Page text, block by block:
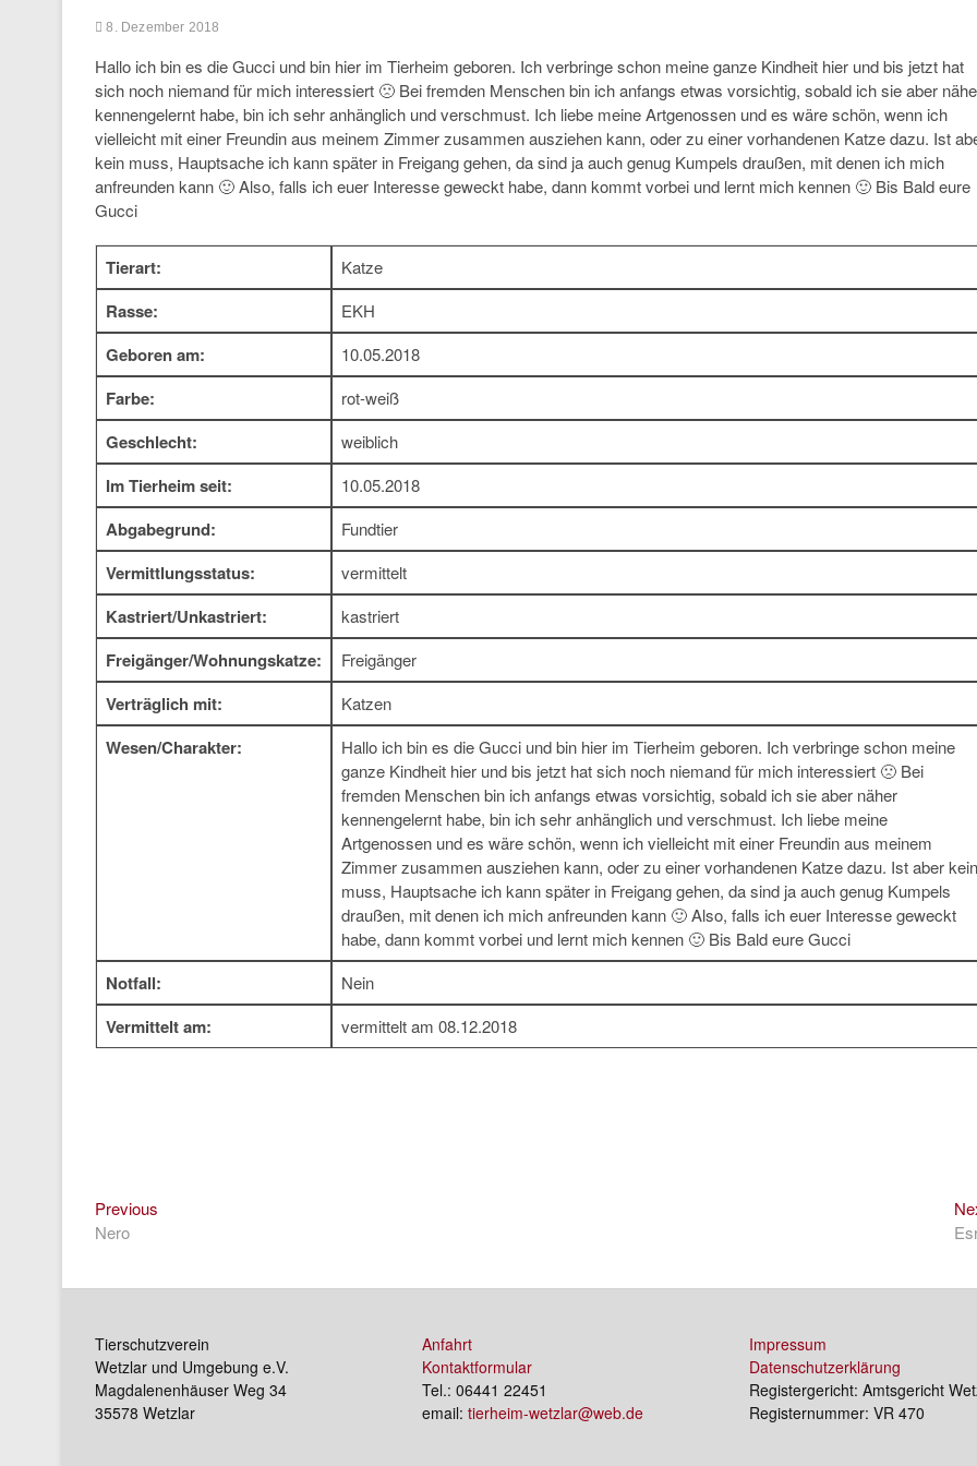
8. Dezember 2018
Hallo ich bin es die Gucci und bin hier im Tierheim geboren. Ich verbringe schon meine ganze Kindheit hier und bis jetzt hat
sich noch niemand für mich interessiert 🙁 Bei fremden Menschen bin ich anfangs etwas vorsichtig, sobald ich sie aber
kennengelernt habe, bin ich sehr anhänglich und verschmust. Ich liebe meine Artgenossen und es wäre schön, wenn ich
vielleicht mit einer Freundin aus meinem Zimmer zusammen ausziehen kann, oder zu einer vorhandenen Katze dazu. Ist
kein muss, Hauptsache ich kann später in Freigang gehen, da sind ja auch genug Kumpels draußen, mit denen ich mich
anfreunden kann 🙂 Also, falls ich euer Interesse geweckt habe, dann kommt vorbei und lernt mich kennen 🙂 Bis Bald eure
Gucci
Tierart: Katze
Rasse: EKH
Geboren am: 10.05.2018
Farbe: rot-weiß
Geschlecht: weiblich
Im Tierheim seit: 10.05.2018
Abgabegrund: Fundtier
Vermittlungsstatus: vermittelt
Kastriert/Unkastriert: kastriert
Freigänger/Wohnungskatze: Freigänger
Verträglich mit: Katzen
Wesen/Charakter:
Hallo ich bin es die Gucci und bin hier im Tierheim geboren. Ich verbringe schon meine
ganze Kindheit hier und bis jetzt hat sich noch niemand für mich interessiert 🙁 Bei
fremden Menschen bin ich anfangs etwas vorsichtig, sobald ich sie aber näher
kennengelernt habe, bin ich sehr anhänglich und verschmust. Ich liebe meine
Artgenossen und es wäre schön, wenn ich vielleicht mit einer Freundin aus meinem
Zimmer zusammen ausziehen kann, oder zu einer vorhandenen Katze dazu. Ist aber kein
muss, Hauptsache ich kann später in Freigang gehen, da sind ja auch genug Kumpels
draußen, mit denen ich mich anfreunden kann 🙂 Also, falls ich euer Interesse geweckt
habe, dann kommt vorbei und lernt mich kennen 🙂 Bis Bald eure Gucci
Notfall: Nein
Vermittelt am: vermittelt am 08.12.2018
Beitragsnavigation
Previous
Nero
Tierschutzverein
Wetzlar und Umgebung e.V.
Magdalenenhäuser Weg 34
35578 Wetzlar
Anfahrt
Kontaktformular
Tel.: 06441 22451
email: tierheim-wetzlar@web.de
Impressum
Datenschutzerklärung
Registergericht: Amtsgericht
Registernummer: VR 470